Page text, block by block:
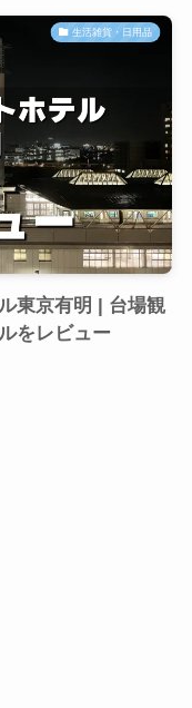
生活雑貨・日用品
東京有明 | 台場観
をレビュー